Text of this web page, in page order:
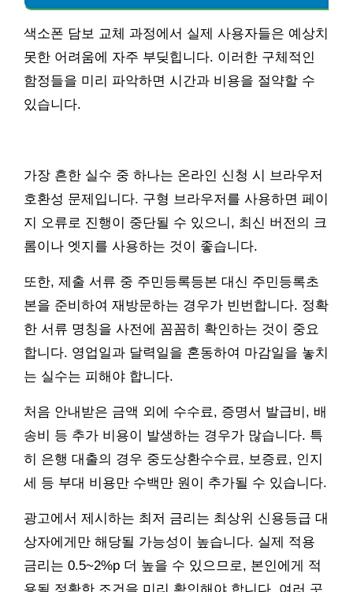
색소폰 담보 교체 과정에서 실제 사용자들은 예상치
못한 어려움에 자주 부딪힙니다. 이러한 구체적인
함정들을 미리 파악하면 시간과 비용을 절약할 수
있습니다.
가장 흔한 실수 중 하나는 온라인 신청 시 브라우저
호환성 문제입니다. 구형 브라우저를 사용하면 페이
지 오류로 진행이 중단될 수 있으니, 최신 버전의 크
롬이나 엣지를 사용하는 것이 좋습니다.
또한, 제출 서류 중 주민등록등본 대신 주민등록초
본을 준비하여 재방문하는 경우가 빈번합니다. 정확
한 서류 명칭을 사전에 꼼꼼히 확인하는 것이 중요
합니다. 영업일과 달력일을 혼동하여 마감일을 놓치
는 실수는 피해야 합니다.
처음 안내받은 금액 외에 수수료, 증명서 발급비, 배
송비 등 추가 비용이 발생하는 경우가 많습니다. 특
히 은행 대출의 경우 중도상환수수료, 보증료, 인지
세 등 부대 비용만 수백만 원이 추가될 수 있습니다.
광고에서 제시하는 최저 금리는 최상위 신용등급 대
상자에게만 해당될 가능성이 높습니다. 실제 적용
금리는 0.5~2%p 더 높을 수 있으므로, 본인에게 적